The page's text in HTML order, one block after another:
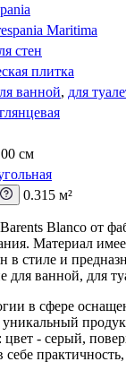
Maritima
стен
плитка
ванной, для
глянцевая
см
0.315 м²
Blanco от
Материал
в стиле и
для ванной, для
в сфере
уникальный
- серый,
себе